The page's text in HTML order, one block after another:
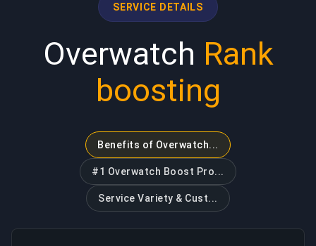
SERVICE DETAILS
Overwatch Rank
boosting
Benefits of Overwatch...
#1 Overwatch Boost Pro...
Service Variety & Cust...